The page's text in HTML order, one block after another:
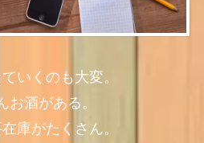
いくのも大変。
お酒がある。
庫がたくさん。